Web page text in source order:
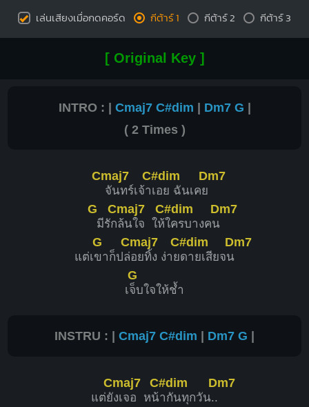
F7 Bbm7
2
F#
1 1
เล่นเสียงเมื่อกดคอร์ด กีต้าร์ 1 กีต้าร์ 2 กีต้าร์ 3
[ Original Key ]
INTRO : | Cmaj7 C#dim | Dm7 G |
( 2 Times )
Cmaj7
จันทร์เจ้า
C#dim
เอย ฉันเคย
Dm7
G
มีรัก
Cmaj7
ล้นใจ ให้
C#dim
ใครบางคน
Dm7
แต่เ
G
ขาก็ปล่
Cmaj7
อยทิ้ง ง่าย
C#dim
ดายเสียจน
Dm7
เ
G
จ็บใจให้ช้ำ
INSTRU : | Cmaj7 C#dim | Dm7 G |
แต่ยั
Cmaj7
งเจอ หน้
C#dim
ากันทุกวัน..
Dm7